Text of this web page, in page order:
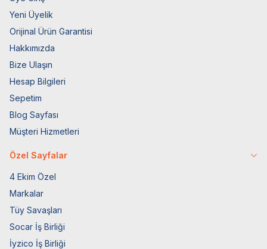
Yeni Üyelik
Orijinal Ürün Garantisi
Hakkımızda
Bize Ulaşın
Hesap Bilgileri
Sepetim
Blog Sayfası
Müşteri Hizmetleri
Özel Sayfalar
4 Ekim Özel
Markalar
Tüy Savaşları
Socar İş Birliği
İyzico İş Birliği